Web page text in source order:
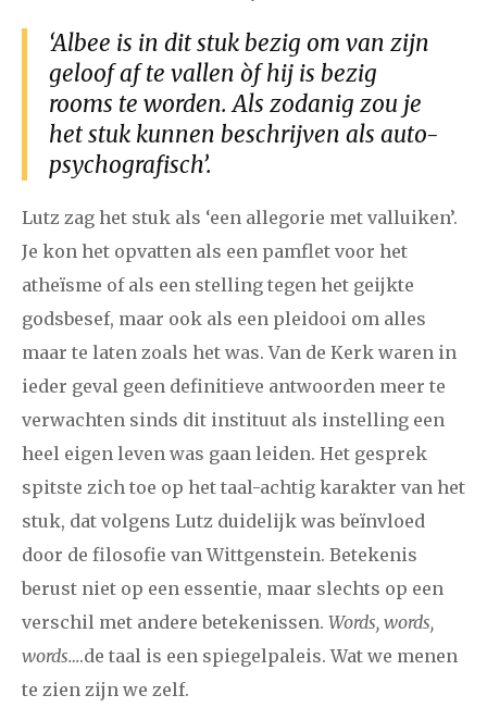
‘Albee is in dit stuk bezig om van zijn
geloof af te vallen òf hij is bezig
rooms te worden. Als zodanig zou je
het stuk kunnen beschrijven als auto-
psychografisch’.
Lutz zag het stuk als ‘een allegorie met valluiken’.
Je kon het opvatten als een pamflet voor het
atheïsme of als een stelling tegen het geijkte
godsbesef, maar ook als een pleidooi om alles
maar te laten zoals het was. Van de Kerk waren in
ieder geval geen definitieve antwoorden meer te
verwachten sinds dit instituut als instelling een
heel eigen leven was gaan leiden. Het gesprek
spitste zich toe op het taal-achtig karakter van het
stuk, dat volgens Lutz duidelijk was beïnvloed
door de filosofie van Wittgenstein. Betekenis
berust niet op een essentie, maar slechts op een
verschil met andere betekenissen. Words, words,
words….de taal is een spiegelpaleis. Wat we menen
te zien zijn we zelf.